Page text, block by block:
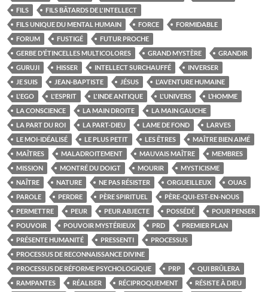
FILS
FILS BÂTARDS DE L'INTELLECT
FILS UNIQUE DU MENTAL HUMAIN
FORCE
FORMIDABLE
FORUM
FUSTIGÉ
FUTUR PROCHE
GERBE D’ÉTINCELLES MULTICOLORES
GRAND MYSTÈRE
GRANDIR
GURUJI
HISSER INTELLECT SURCHAUFFÉ
INVERSER
JE SUIS
JEAN-BAPTISTE JÉSUS
L'AVENTURE HUMAINE
L'EGO
L'ESPRIT L'INDE ANTIQUE L'UNIVERS
L’HOMME
LA CONSCIENCE
LA MAIN DROITE
LA MAIN GAUCHE
LA PART DU ROI
LA PART-DIEU LAME DE FOND
LARVES
LE MOI-IDÉALISÉ
LE PLUS PETIT LES ÊTRES
MAÎTRE BIEN AIMÉ
MAÎTRES
MALADROITEMENT MAUVAIS MAÎTRE
MEMBRES
MISSION
MONTRÉ DU DOIGT MOURIR
MYSTICISME
NAÎTRE
NATURE NE PAS RÉSISTER ORGUEILLEUX
OUAS
PAROLE
PERDRE PÈRE SPIRITUEL
PÈRE-QUI-EST-EN-NOUS
PERMETTRE
PEUR PEUR ABJECTE POSSÉDÉ
POUR PENSER
POUVOIR
POUVOIR MYSTÉRIEUX PRD
PREMIER PLAN
PRÉSENTE HUMANITÉ
PRESSENTI
PROCESSUS
PROCESSUS DE RECONNAISSANCE DIVINE
PROCESSUS DE RÉFORME PSYCHOLOGIQUE
PRP
QUI BRÛLERA
RAMPANTES
RÉALISER RÉCIPROQUEMENT
RÉSISTE À DIEU